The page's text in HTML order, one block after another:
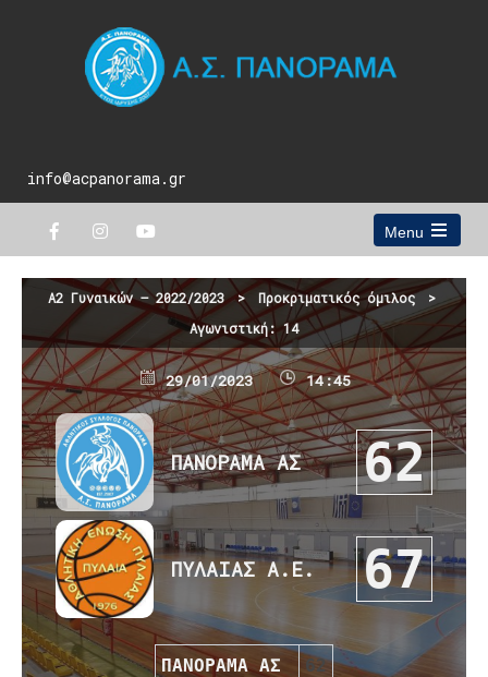
info@acpanorama.gr
Menu
Open
main
menu
Α2 Γυναικών – 2022/2023 > Προκριματικός όμιλος
>
Αγωνιστική: 14
29/01/2023 14:45
ΠΑΝΟΡΑΜΑ ΑΣ 62
ΠΥΛΑΙΑΣ Α.Ε. 67
ΠΑΝΟΡΑΜΑ ΑΣ 62